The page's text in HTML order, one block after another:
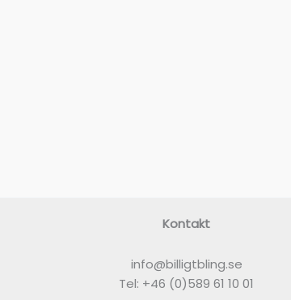
Kontakt
info@billigtbling.se
Tel: +46 (0)589 61 10 01